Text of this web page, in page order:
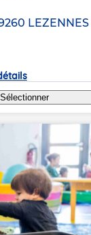
LEZENNES
Sélectionner